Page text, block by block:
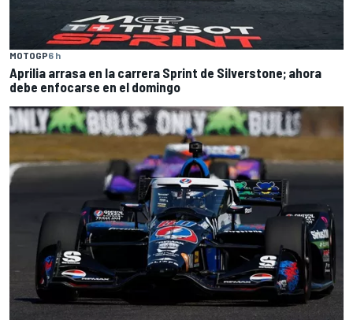
MOTOGP6 h
Aprilia arrasa en la carrera Sprint de Silverstone; ahora
debe enfocarse en el domingo